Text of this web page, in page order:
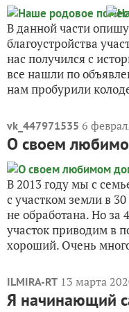
В данной части
благоустройства
нас получился с
все нашли по
нам пробурили
vk_447971535 6
О своем
В 2013 году мы с
с участком земли в
не обработана. Но
участок приводим в
хороший. Очень
ILMIRA-RT 13 марта
Я начинающий